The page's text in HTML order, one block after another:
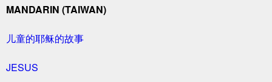
MANDARIN (TAIWAN)
儿童的耶稣的故事
JESUS